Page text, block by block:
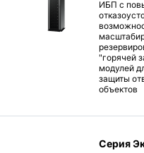
ИБП с
"горячей
модулей
защиты
объектов
Серия